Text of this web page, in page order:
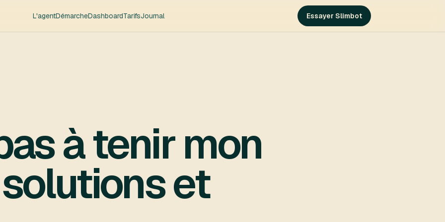
L'agentDémarcheDashboardTarifsJournal Essayer Slimbot
à tenir mon
et